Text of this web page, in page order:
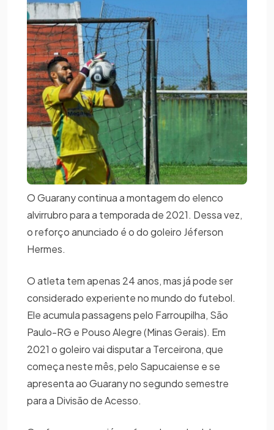
O Guarany continua a montagem do elenco
alvirrubro para a temporada de 2021. Dessa vez,
o reforço anunciado é o do goleiro Jéferson
Hermes.
O atleta tem apenas 24 anos, mas já pode ser
considerado experiente no mundo do futebol.
Ele acumula passagens pelo Farroupilha, São
Paulo-RG e Pouso Alegre (Minas Gerais). Em
2021 o goleiro vai disputar a Terceirona, que
começa neste mês, pelo Sapucaiense e se
apresenta ao Guarany no segundo semestre
para a Divisão de Acesso.